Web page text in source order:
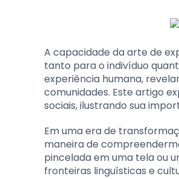
A capacidade da arte de
tanto para o indivíduo
experiência humana,
comunidades. Este artigo
sociais, ilustrando sua
Em uma era de
maneira de
pincelada em uma tela ou
fronteiras linguísticas e